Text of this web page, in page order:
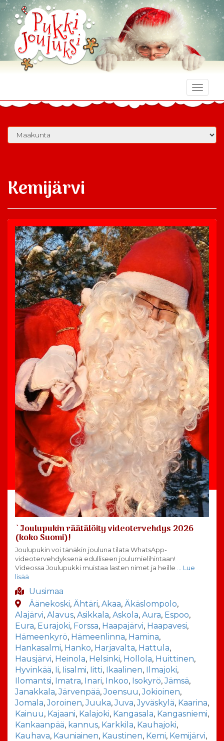
Toggle
Kemijärvi
`Joulupukin räätälöity videotervehdys 2026
(koko Suomi)!
Joulupukin voi tänäkin jouluna tilata WhatsApp-
videotervehdyksenä edulliseen joulumielihintaan!
Videossa Joulupukki muistaa lasten nimet ja heille … Lue
lisää
Uusimaa
Äänekoski, Ähtäri, Akaa, Äkäslompolo,
Alajärvi, Alavus, Asikkala, Askola, Aura, Espoo,
Eura, Eurajoki, Forssa, Haapajärvi, Haapavesi,
Hämeenkyrö, Hämeenlinna, Hamina,
Hankasalmi, Hanko, Harjavalta, Hattula,
Hausjärvi, Heinola, Helsinki, Hollola, Huittinen,
Hyvinkää, Ii, Iisalmi, Iitti, Ikaalinen, Ilmajoki,
Ilomantsi, Imatra, Inari, Inkoo, Isokyrö,Jämsä,
Janakkala,Järvenpää,Joensuu,Jokioinen,
Jomala,Joroinen,Juuka,Juva,Jyväskylä, Kaarina,
Kainuu, Kajaani, Kalajoki, Kangasala, Kangasniemi,
Kankaanpää, kannus, Karkkila, Kauhajoki,
Kauhava, Kauniainen, Kaustinen, Kemi, Kemijärvi,